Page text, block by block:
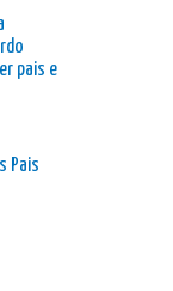
pais e
Pais